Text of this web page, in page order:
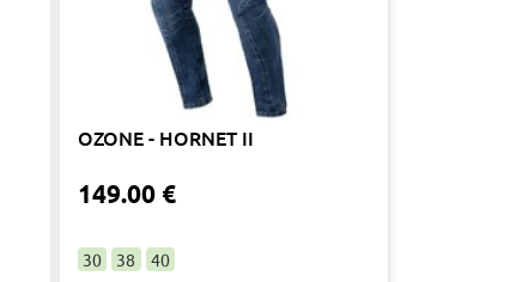
OZONE - HORNET II
149.00 €
30 38
40